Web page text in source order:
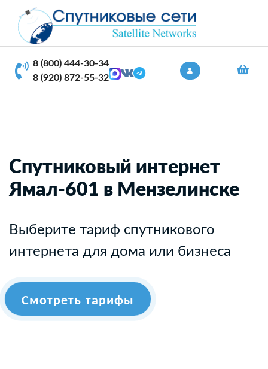
8 (800) 444-30-34
8 (920) 872-55-32
Спутниковый интернет
Ямал-601 в Мензелинске
Выберите тариф спутникового
интернета для дома или бизнеса
Смотреть тарифы